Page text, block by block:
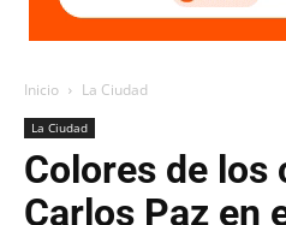
Inicio La Ciudad
La Ciudad
Colores de los
Carlos Paz en